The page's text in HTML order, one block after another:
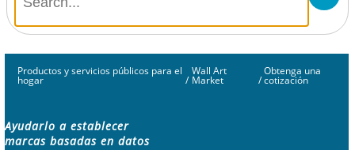
Productos y servicios públicos para el
hogar /
Wall Art
Market /
Obtenga una
cotización
Ayudarlo a establecer
marcas basadas en datos